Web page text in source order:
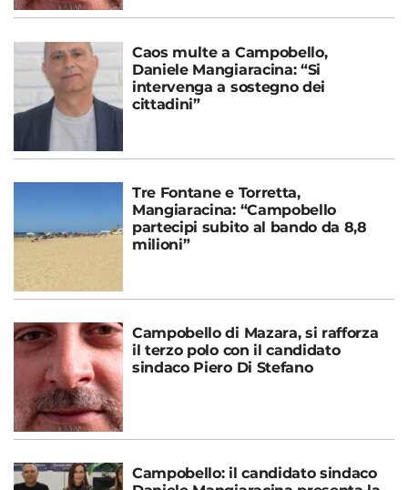
Caos multe a Campobello,
Daniele Mangiaracina: “Si
intervenga a sostegno dei
cittadini”
Tre Fontane e Torretta,
Mangiaracina: “Campobello
partecipi subito al bando da 8,8
milioni”
Campobello di Mazara, si rafforza
il terzo polo con il candidato
sindaco Piero Di Stefano
Campobello: il candidato sindaco